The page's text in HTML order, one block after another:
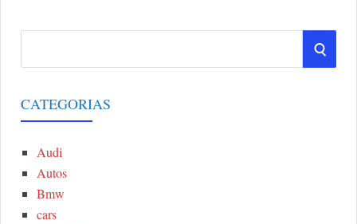
r
c
S
CATEGORIAS
Audi
Autos
Bmw
cars